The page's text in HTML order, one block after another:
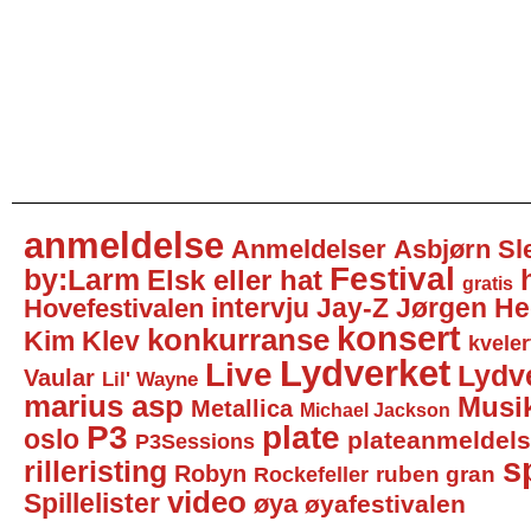
anmeldelse Anmeldelser Asbjørn
by:Larm Elsk eller hat Festival gratis
Hovefestivalen intervju Jay-Z Jørgen
Kim Klev konkurranse konsert
Vaular Lil' Wayne Live Lydverket
marius asp Metallica Michael Jackson
oslo P3 P3Sessions plate
rilleristing Robyn Rockefeller ruben gran
Spillelister video øya øyafestivalen